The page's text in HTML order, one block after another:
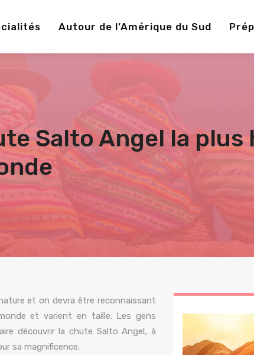
Autour de l’Amérique du Sud
Salto Angel la plus
et on devra être reconnaissant
et varient en taille. Les gens
découvrir la chute Salto Angel, à
sa magnificence.